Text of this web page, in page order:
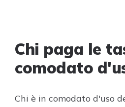
Chi paga le
comodato
Chi è in comodato d'uso